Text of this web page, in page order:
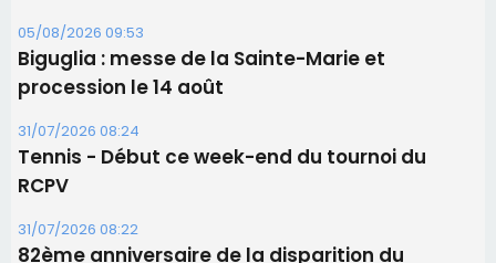
31/07/2026 08:22
82ème anniversaire de la disparition du
Commandant Antoine de Saint Exupery
Les plus lus
Satine Nomary est la nouvelle Miss Corse 2026